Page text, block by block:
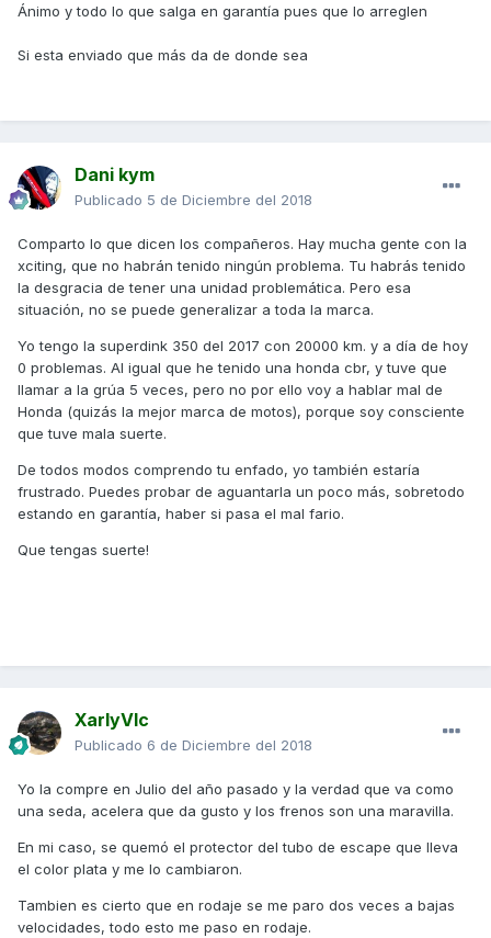
Ánimo y todo lo que salga en garantía pues que lo arreglen
Si esta enviado que más da de donde sea
Dani kym
Publicado 5 de Diciembre del 2018
Comparto lo que dicen los compañeros. Hay mucha gente con la
xciting, que no habrán tenido ningún problema. Tu habrás tenido
la desgracia de tener una unidad problemática. Pero esa
situación, no se puede generalizar a toda la marca.
Yo tengo la superdink 350 del 2017 con 20000 km. y a día de hoy
0 problemas. Al igual que he tenido una honda cbr, y tuve que
llamar a la grúa 5 veces, pero no por ello voy a hablar mal de
Honda (quizás la mejor marca de motos), porque soy consciente
que tuve mala suerte.
De todos modos comprendo tu enfado, yo también estaría
frustrado. Puedes probar de aguantarla un poco más, sobretodo
estando en garantía, haber si pasa el mal fario.
Que tengas suerte!
XarlyVlc
Publicado 6 de Diciembre del 2018
Yo la compre en Julio del año pasado y la verdad que va como
una seda, acelera que da gusto y los frenos son una maravilla.
En mi caso, se quemó el protector del tubo de escape que lleva
el color plata y me lo cambiaron.
Tambien es cierto que en rodaje se me paro dos veces a bajas
velocidades, todo esto me paso en rodaje.